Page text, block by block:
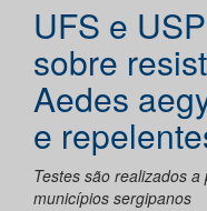
UFS e
sobre
Aedes
e
Testes são realizados
municípios sergipanos